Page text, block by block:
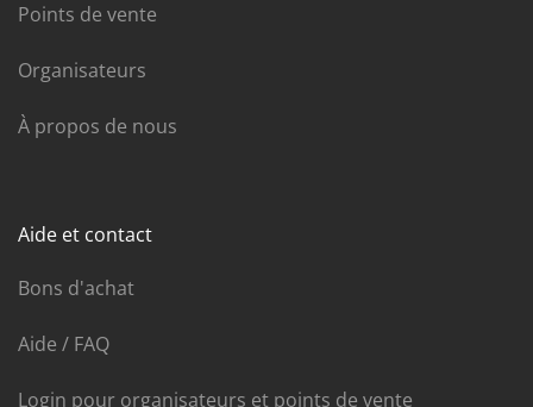
Points de vente
Organisateurs
À propos de nous
Aide et contact
Bons d'achat
Aide / FAQ
Login pour organisateurs et points de vente